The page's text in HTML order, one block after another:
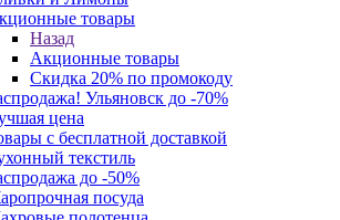
товары
Назад
Акционные товары
Скидка 20% по промокоду
Ульяновск до -70%
цена
с бесплатной доставкой
текстиль
до -50%
посуда